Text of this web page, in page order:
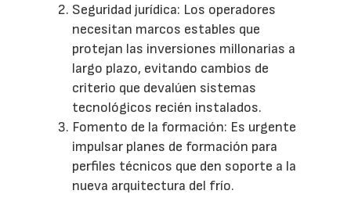
Seguridad jurídica: Los operadores
necesitan marcos estables que
protejan las inversiones millonarias a
largo plazo, evitando cambios de
criterio que devalúen sistemas
tecnológicos recién instalados.
Fomento de la formación: Es urgente
impulsar planes de formación para
perfiles técnicos que den soporte a la
nueva arquitectura del frío.